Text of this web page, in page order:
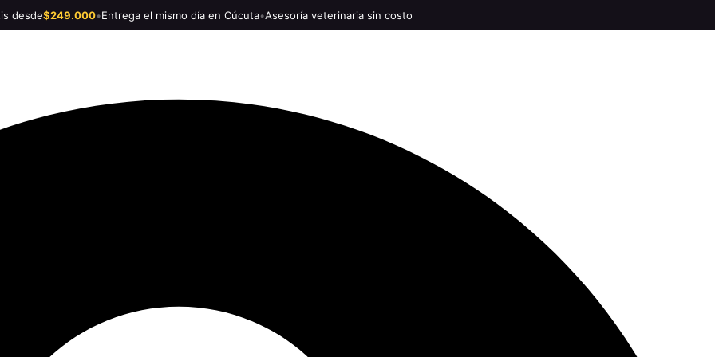
desde$249.000•Entrega el mismo día en Cúcuta•Asesoría veterinaria sin costo